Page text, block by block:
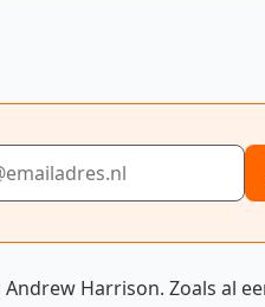
Harrison. Zoals al